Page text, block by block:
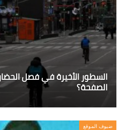
السطور الأخيرة في فصل
الصفحة؟
ضيوف الموقع